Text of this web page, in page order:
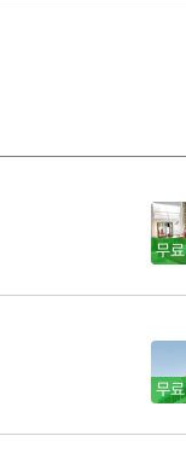
무료
무료